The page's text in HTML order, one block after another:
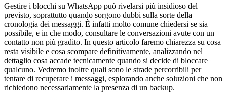
Gestire i blocchi su WhatsApp può rivelarsi più insidioso del
previsto, soprattutto quando sorgono dubbi sulla sorte della
cronologia dei messaggi. È infatti molto comune chiedersi se sia
possibile, e in che modo, consultare le conversazioni avute con un
contatto non più gradito. In questo articolo faremo chiarezza su cosa
resta visibile e cosa scompare definitivamente, analizzando nel
dettaglio cosa accade tecnicamente quando si decide di bloccare
qualcuno. Vedremo inoltre quali sono le strade percorribili per
tentare di recuperare i messaggi, esplorando anche soluzioni che non
richiedono necessariamente la presenza di un backup.